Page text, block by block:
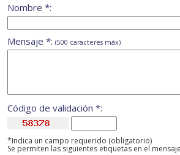
Nombre *:
Mensaje *: (500 caracteres máx)
Código de validación *:
*Indica un campo requerido (obligatorio)
Se permiten las siguientes etiquetas en el